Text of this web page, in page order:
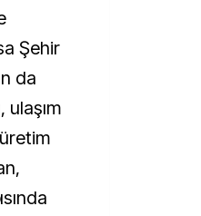
Şehir
da
ulaşım